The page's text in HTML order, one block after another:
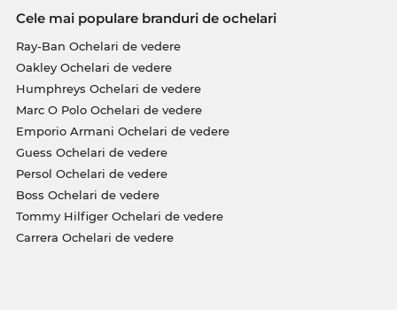
Cele mai populare branduri de ochelari
Ray-Ban Ochelari de vedere
Oakley Ochelari de vedere
Humphreys Ochelari de vedere
Marc O Polo Ochelari de vedere
Emporio Armani Ochelari de vedere
Guess Ochelari de vedere
Persol Ochelari de vedere
Boss Ochelari de vedere
Tommy Hilfiger Ochelari de vedere
Carrera Ochelari de vedere